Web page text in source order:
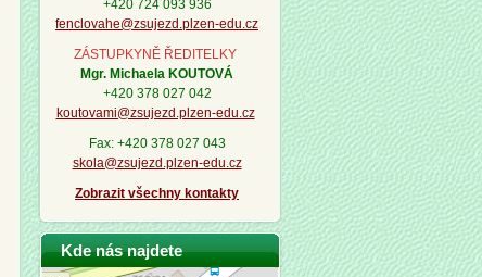
+420 724 093 936
fenclovahe@zsujezd.plzen-edu.cz
ZÁSTUPKYNĚ ŘEDITELKY
Mgr. Michaela KOUTOVÁ
+420 378 027 042
koutovami@zsujezd.plzen-edu.cz
Fax: +420 378 027 043
skola@zsujezd.plzen-edu.cz
Zobrazit všechny kontakty
Kde nás najdete